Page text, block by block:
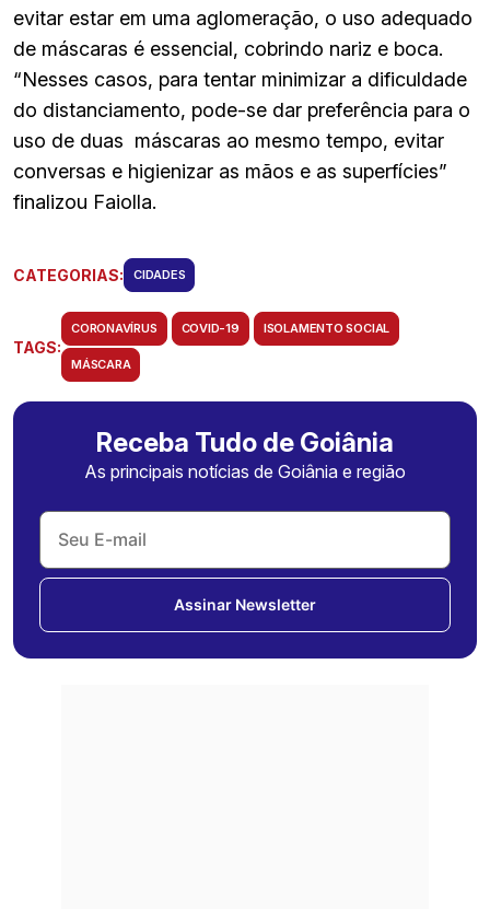
evitar estar em uma aglomeração, o uso adequado
de máscaras é essencial, cobrindo nariz e boca.
“Nesses casos, para tentar minimizar a dificuldade
do distanciamento, pode-se dar preferência para o
uso de duas máscaras ao mesmo tempo, evitar
conversas e higienizar as mãos e as superfícies”
finalizou Faiolla.
CATEGORIAS: CIDADES
TAGS:
CORONAVÍRUS COVID-19 ISOLAMENTO SOCIAL
MÁSCARA
Receba Tudo de Goiânia
As principais notícias de Goiânia e região
Assinar Newsletter